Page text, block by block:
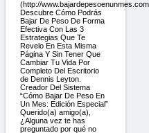
(http://
Descubre Cómo Podrás
Bajar De Peso De Forma
Efectiva Con Las 3
Estrategias Que Te
Revelo En Esta Misma
Página Y Sin Tener Que
Cambiar Tu Vida Por
Completo Del Escritorio
de Dennis Leyton.
Creador Del Sistema
“Cómo Bajar De Peso En
Un Mes: Edición Especial”
Querido(a) amigo(a),
¿Alguna vez te has
preguntado por qué no